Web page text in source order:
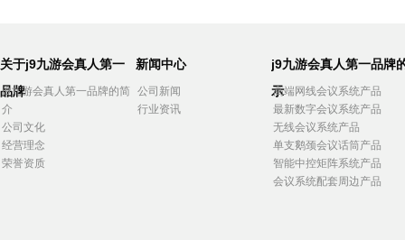
关于j9九游会真人第一
品牌
j9九游会真人第一品牌的简
介
公司文化
经营理念
荣誉资质
新闻中心
公司新闻
行业资讯
j9九游会真人第一品牌
示
高端网线会议系统产品
最新数字会议系统产品
无线会议系统产品
单支鹅颈会议话筒产品
智能中控矩阵系统产品
会议系统配套周边产品